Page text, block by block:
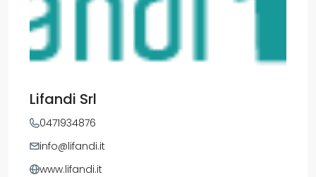
Lifandi Srl
0471934876
info@lifandi.it
www.lifandi.it